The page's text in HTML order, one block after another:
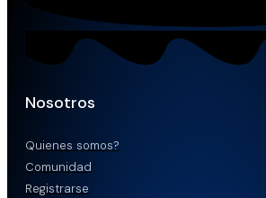
Nosotros
Quienes somos?
Comunidad
Registrarse